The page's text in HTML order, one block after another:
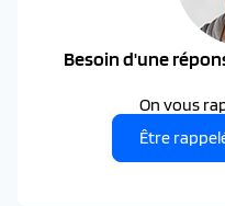
Besoin d'une
On vous
Être